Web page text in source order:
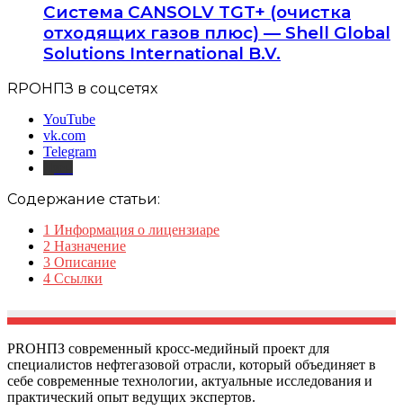
Система CANSOLV TGT+ (очистка
отходящих газов плюс) — Shell Global
Solutions International B.V.
RPOНПЗ в соцсетях
YouTube
vk.com
Telegram
Содержание статьи:
1 Информация о лицензиаре
2 Назначение
3 Описание
4 Ссылки
PROНПЗ современный кросс-медийный проект для
специалистов нефтегазовой отрасли, который объединяет в
себе современные технологии, актуальные исследования и
практический опыт ведущих экспертов.